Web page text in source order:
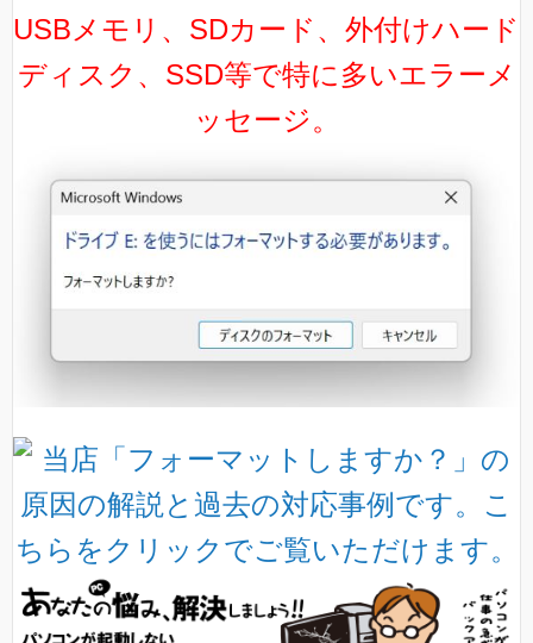
USBメモリ、SDカード、外付けハード
ディスク、SSD等で特に多いエラーメ
ッセージ。